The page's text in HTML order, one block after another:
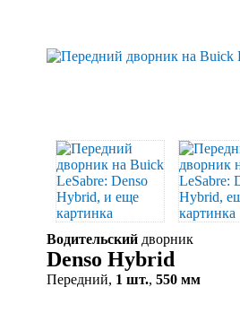
Водительский дворник
Denso Hybrid
Передний, 1 шт., 550 мм